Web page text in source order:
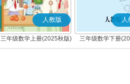
人教版
三年级数学上册(2025秋版)
人
三年级数学下册